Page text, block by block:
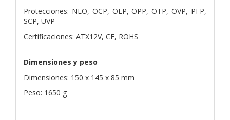
Protecciones: NLO, OCP, OLP, OPP, OTP, OVP, PFP,
SCP, UVP
Certificaciones: ATX12V, CE, ROHS
Dimensiones y peso
Dimensiones: 150 x 145 x 85 mm
Peso: 1650 g